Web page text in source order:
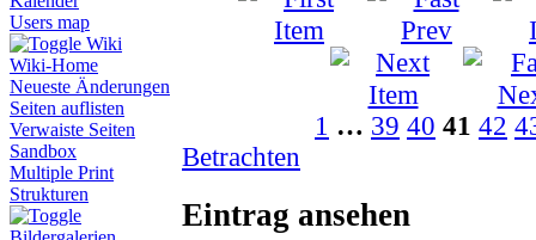
Users map
Wiki
Wiki-Home
Neueste Änderungen
Seiten auflisten
Verwaiste Seiten
Sandbox
Multiple Print
Strukturen
1 … 39 40 41 42
Betrachten
Eintrag ansehen